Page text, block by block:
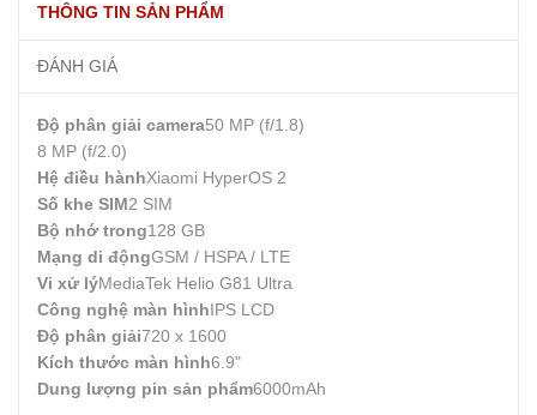
THÔNG TIN SẢN PHẨM
ĐÁNH GIÁ
Độ phân giải camera50 MP (f/1.8)
8 MP (f/2.0)
Hệ điều hànhXiaomi HyperOS 2
Số khe SIM2 SIM
Bộ nhớ trong128 GB
Mạng di độngGSM / HSPA / LTE
Vi xử lýMediaTek Helio G81 Ultra
Công nghệ màn hìnhIPS LCD
Độ phân giải720 x 1600
Kích thước màn hình6.9"
Dung lượng pin sản phẩm6000mAh